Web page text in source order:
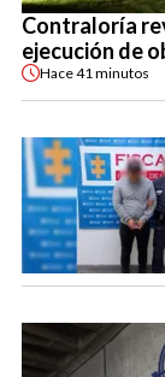
Contraloría
ejecución de
Hace41 minutos